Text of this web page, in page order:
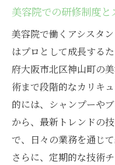
美容院での研修制度
美容院で働くアシスタ
はプロとして成長する
府大阪市北区神山町の
術まで段階的なカリキ
的には、シャンプーや
から、最新トレンドの
で、日々の業務を通じ
さらに、定期的な技術